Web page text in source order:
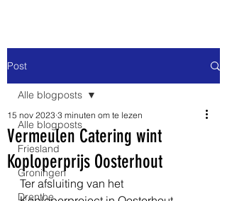
Post
Alle blogposts
Friesland
Groningen
Drenthe
Alle blogposts
Vermeulen Catering wint
Koploperprijs Oosterhout
15 nov 2023 3 minuten om te lezen
Ter afsluiting van het